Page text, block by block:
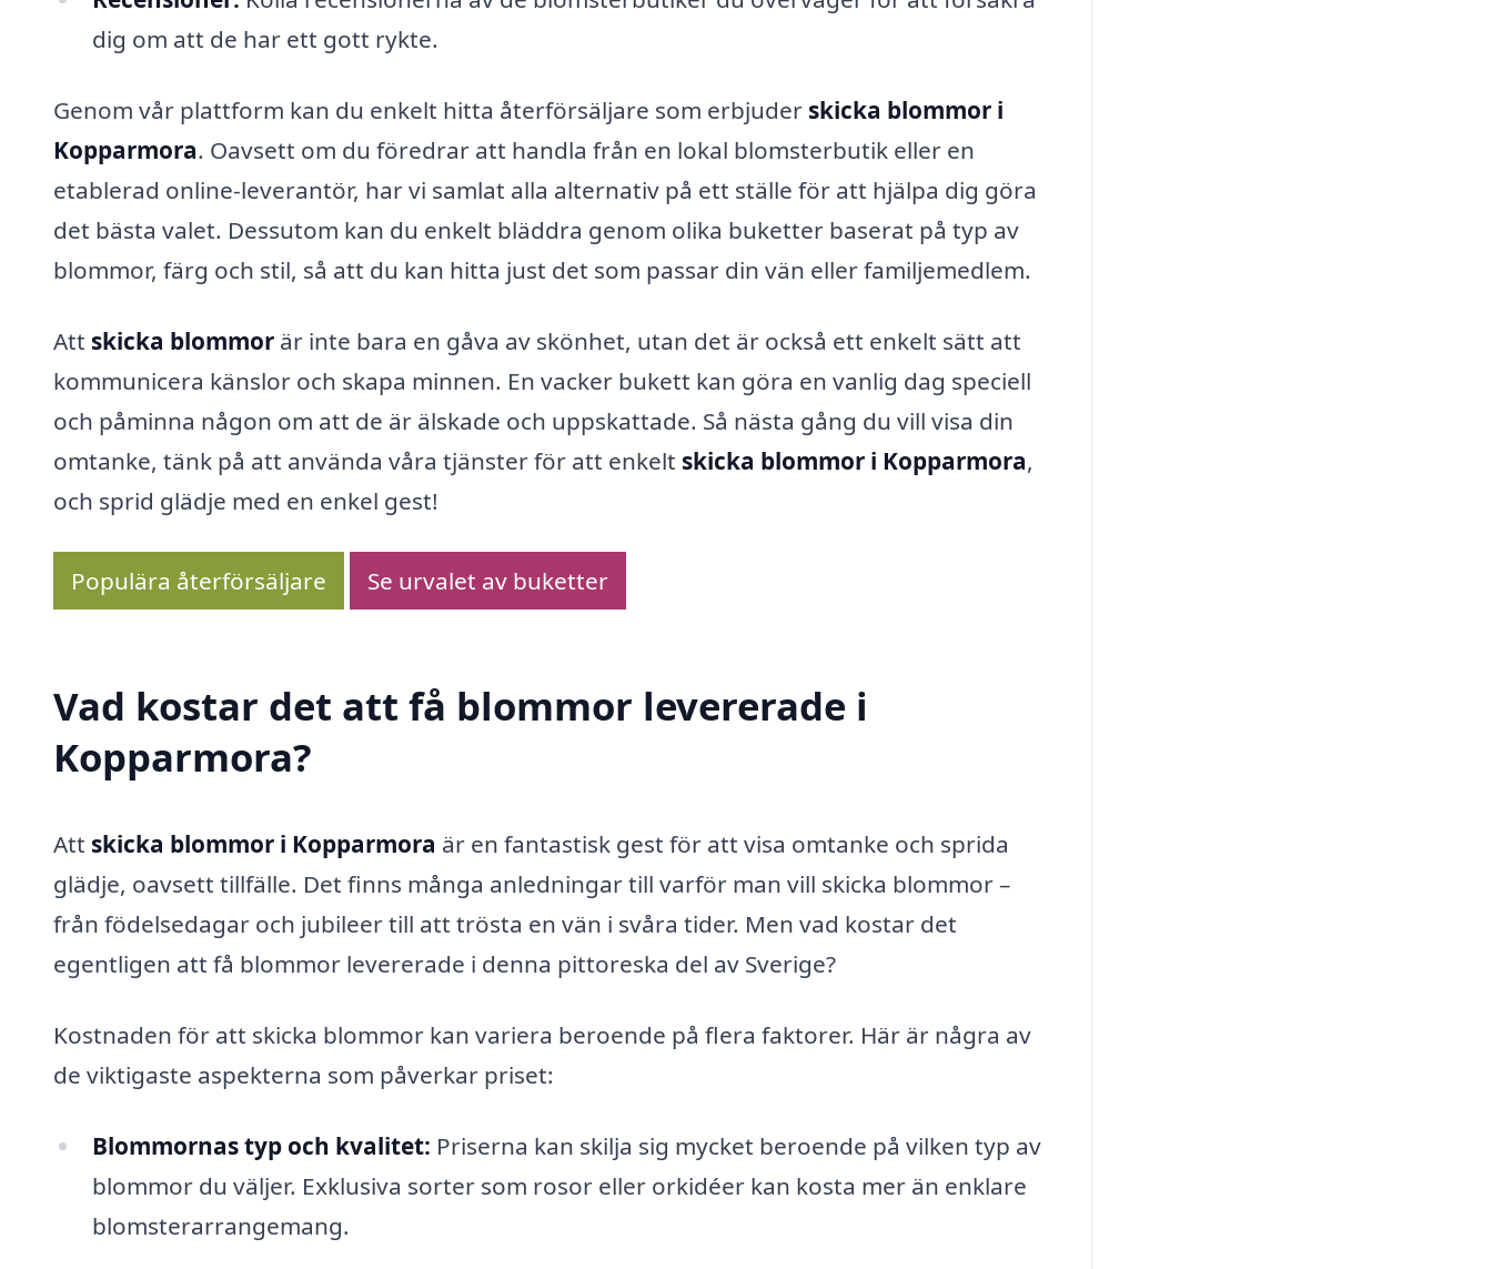
dig om att de har ett gott rykte.
Genom vår plattform kan du enkelt hitta återförsäljare som erbjuder skicka blommor i
Kopparmora. Oavsett om du föredrar att handla från en lokal blomsterbutik eller en
etablerad online-leverantör, har vi samlat alla alternativ på ett ställe för att hjälpa dig göra
det bästa valet. Dessutom kan du enkelt bläddra genom olika buketter baserat på typ av
blommor, färg och stil, så att du kan hitta just det som passar din vän eller familjemedlem.
Att skicka blommor är inte bara en gåva av skönhet, utan det är också ett enkelt sätt att
kommunicera känslor och skapa minnen. En vacker bukett kan göra en vanlig dag speciell
och påminna någon om att de är älskade och uppskattade. Så nästa gång du vill visa din
omtanke, tänk på att använda våra tjänster för att enkelt skicka blommor i Kopparmora,
och sprid glädje med en enkel gest!
Populära återförsäljare Se urvalet av buketter
Vad kostar det att få blommor levererade i
Kopparmora?
Att skicka blommor i Kopparmora är en fantastisk gest för att visa omtanke och sprida
glädje, oavsett tillfälle. Det finns många anledningar till varför man vill skicka blommor –
från födelsedagar och jubileer till att trösta en vän i svåra tider. Men vad kostar det
egentligen att få blommor levererade i denna pittoreska del av Sverige?
Kostnaden för att skicka blommor kan variera beroende på flera faktorer. Här är några av
de viktigaste aspekterna som påverkar priset:
Blommornas typ och kvalitet: Priserna kan skilja sig mycket beroende på vilken typ av
blommor du väljer. Exklusiva sorter som rosor eller orkidéer kan kosta mer än enklare
blomsterarrangemang.